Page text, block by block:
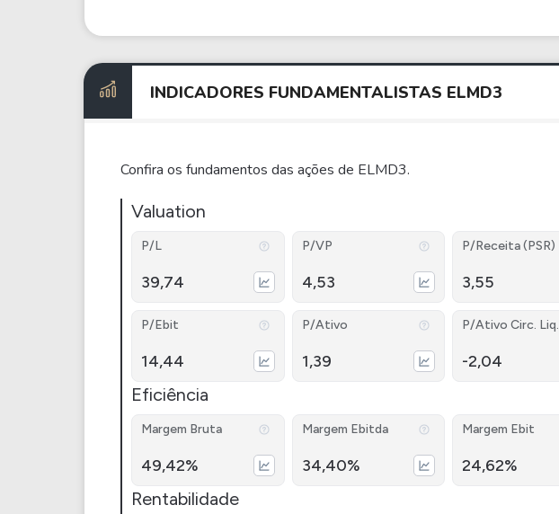
INDICADORES FUNDAMENTALISTAS ELMD3
Confira os fundamentos das ações de ELMD3.
Valuation
P/L
39,74
P/VP
4,53
P/Receita (PSR)
3,55
P/Ebit
14,44
P/Ativo
1,39
P/Ativo Circ. Liq.
-2,04
Eficiência
Margem Bruta
49,42%
Margem Ebitda
34,40%
Margem Ebit
24,62%
Rentabilidade